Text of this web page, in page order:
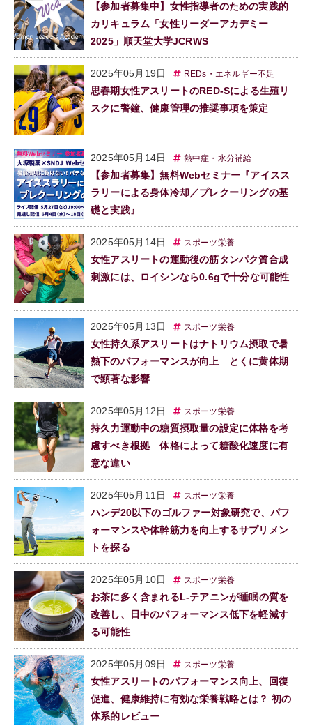
【参加者募集中】女性指導者のための実践的
カリキュラム「女性リーダーアカデミー
2025」順天堂大学JCRWS
2025年05月19日 REDs・エネルギー不足
思春期女性アスリートのRED-Sによる生殖リ
スクに警鐘、健康管理の推奨事項を策定
2025年05月14日 熱中症・水分補給
【参加者募集】無料Webセミナー『アイスス
ラリーによる身体冷却／プレクーリングの基
礎と実践』
2025年05月14日 スポーツ栄養
女性アスリートの運動後の筋タンパク質合成
刺激には、ロイシンなら0.6gで十分な可能性
2025年05月13日 スポーツ栄養
女性持久系アスリートはナトリウム摂取で暑
熱下のパフォーマンスが向上 とくに黄体期
で顕著な影響
2025年05月12日 スポーツ栄養
持久力運動中の糖質摂取量の設定に体格を考
慮すべき根拠 体格によって糖酸化速度に有
意な違い
2025年05月11日 スポーツ栄養
ハンデ20以下のゴルファー対象研究で、パフ
ォーマンスや体幹筋力を向上するサプリメン
トを探る
2025年05月10日 スポーツ栄養
お茶に多く含まれるL-テアニンが睡眠の質を
改善し、日中のパフォーマンス低下を軽減す
る可能性
2025年05月09日 スポーツ栄養
女性アスリートのパフォーマンス向上、回復
促進、健康維持に有効な栄養戦略とは？ 初の
体系的レビュー